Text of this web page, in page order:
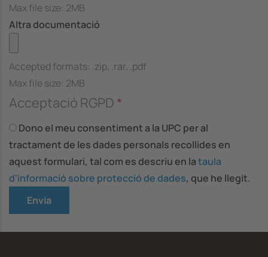
Max file size: 2MB
Altra documentació
Accepted formats: .zip, .rar, .pdf
Max file size: 2MB
Acceptació RGPD
Dono el meu consentiment a la UPC per al
tractament de les dades personals recollides en
aquest formulari, tal com es descriu en lataula
d'informació sobre protecció de dades, que he llegit.